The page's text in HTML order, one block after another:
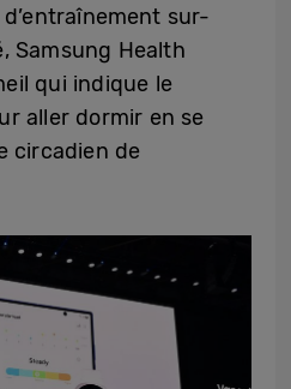
sur-
Samsung Health
qui indique le
aller dormir en se
circadien de